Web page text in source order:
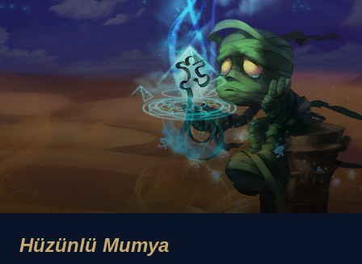
Hüzünlü Mumya